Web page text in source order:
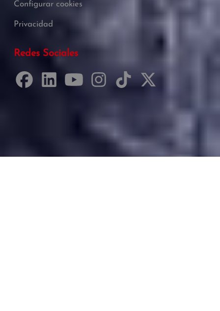
Configurar cookies
Privacidad
Redes Sociales